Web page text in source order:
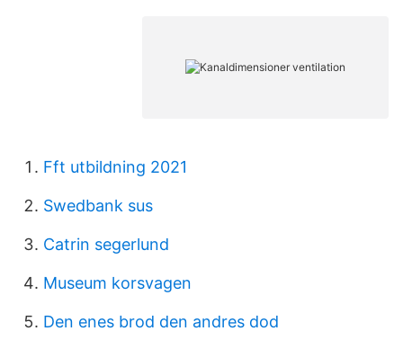
Fft utbildning 2021
Swedbank sus
Catrin segerlund
Museum korsvagen
Den enes brod den andres dod